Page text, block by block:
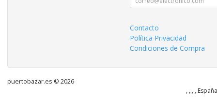
Contacto
Política Privacidad
Condiciones de Compra
puertobazar.es © 2026
, , , ,